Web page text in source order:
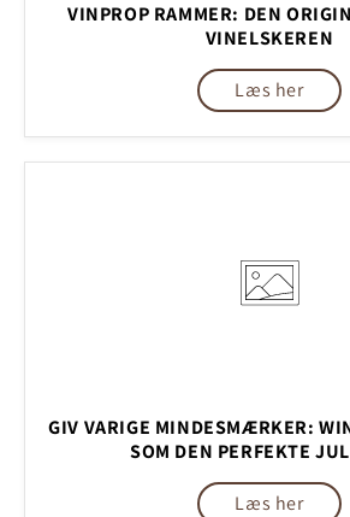
VINPROP RAMMER: DEN
VINELSKEREN
Læs her
GIV VARIGE MINDESMÆRKER:
SOM DEN PERFEKTE
Læs her